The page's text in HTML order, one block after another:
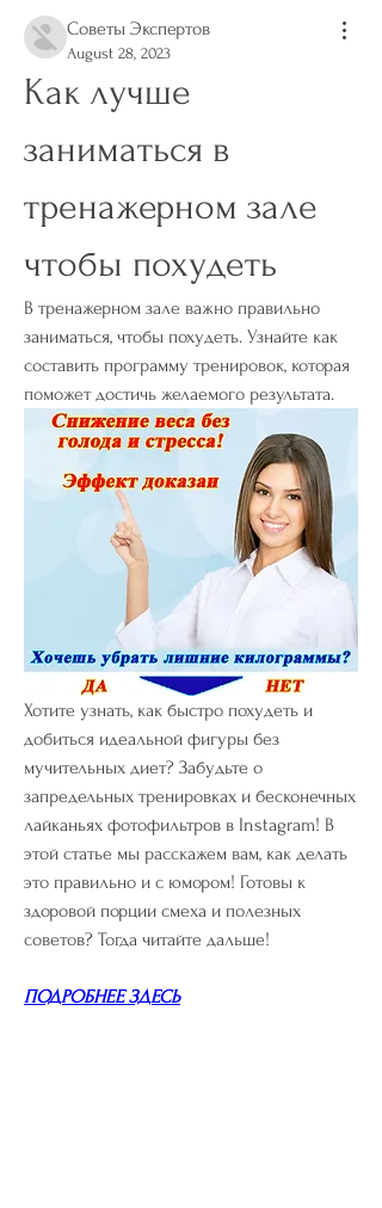
Советы Экспертов
August 28, 2023
Как лучше
заниматься в
тренажерном зале
чтобы похудеть
В тренажерном зале важно правильно
заниматься, чтобы похудеть. Узнайте как
составить программу тренировок, которая
поможет достичь желаемого результата.
Хотите узнать, как быстро похудеть и
добиться идеальной фигуры без
мучительных диет? Забудьте о
запредельных тренировках и бесконечных
лайканьях фотофильтров в Instagram! В
этой статье мы расскажем вам, как делать
это правильно и с юмором! Готовы к
здоровой порции смеха и полезных
советов? Тогда читайте дальше!
ПОДРОБНЕЕ ЗДЕСЬ